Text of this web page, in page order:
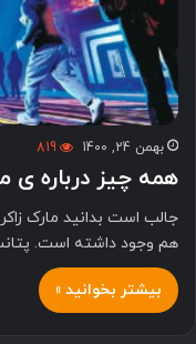
بهمن 24, 1400 819
همه چیز درباره ی
جالب است بدانید مارک
هم وجود داشته است.
بیشتر بخوانید »